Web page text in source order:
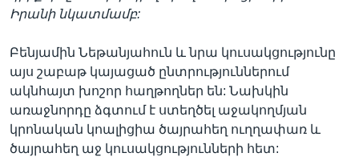
Իրանի նկատմամբ:
Բենյամին Նեթանյահուն և նրա կուսակցությունը
այս շաբաթ կայացած ընտրություններում
ակնհայտ խոշոր հաղթողներ են: Նախկին
առաջնորդը ձգտում է ստեղծել աջակողմյան
կրոնական կոալիցիա ծայրահեղ ուղղափառ և
ծայրահեղ աջ կուսակցությունների հետ: